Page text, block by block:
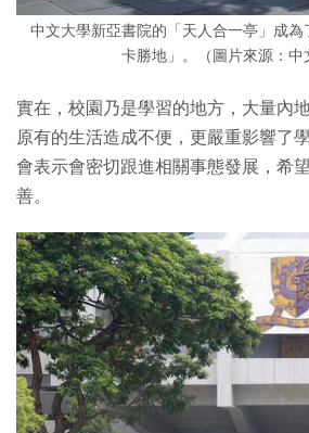
中文大學新亞書院的「天人合一亭」成
卡勝地」。（圖片來源：中
實在，校園乃是學習的地方，大量內
原有的生活造成不便，更嚴重影響了
會表示會密切跟進相關事態發展，希
善。